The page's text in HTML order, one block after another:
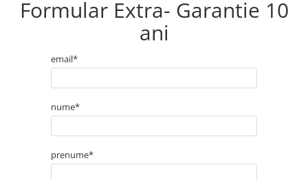
Formular Extra- Garantie 10
ani
email*
nume*
prenume*